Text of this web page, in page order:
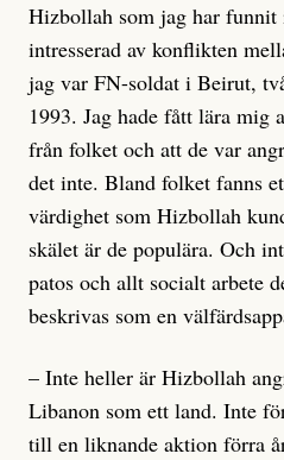
Hizbollah som jag har funnit
intresserad av konflikten
jag var FN-soldat i Beirut,
1993. Jag hade fått lära mig
från folket och att de var
det inte. Bland folket fanns
värdighet som Hizbollah
skälet är de populära. Och
patos och allt socialt arbete
beskrivas som en
– Inte heller är Hizbollah
Libanon som ett land. Inte
till en liknande aktion förra